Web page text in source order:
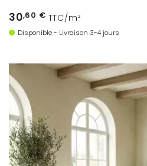
30,60 € TTC/m²
Disponible - Livraison 3-4 jours